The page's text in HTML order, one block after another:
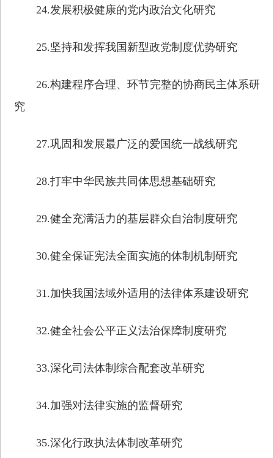
24.发展积极健康的党内政治文化研究
25.坚持和发挥我国新型政党制度优势研究
26.构建程序合理、环节完整的协商民主体系研
究
27.巩固和发展最广泛的爱国统一战线研究
28.打牢中华民族共同体思想基础研究
29.健全充满活力的基层群众自治制度研究
30.健全保证宪法全面实施的体制机制研究
31.加快我国法域外适用的法律体系建设研究
32.健全社会公平正义法治保障制度研究
33.深化司法体制综合配套改革研究
34.加强对法律实施的监督研究
35.深化行政执法体制改革研究